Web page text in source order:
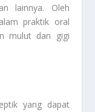
lainnya. Oleh
praktik oral
mulut dan gigi
yang dapat